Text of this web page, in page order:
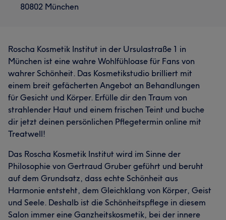
80802 München
Roscha Kosmetik Institut in der Ursulastraße 1 in
München ist eine wahre Wohlfühloase für Fans von
wahrer Schönheit. Das Kosmetikstudio brilliert mit
einem breit gefächerten Angebot an Behandlungen
für Gesicht und Körper. Erfülle dir den Traum von
strahlender Haut und einem frischen Teint und buche
dir jetzt deinen persönlichen Pflegetermin online mit
Treatwell!
Das Roscha Kosmetik Institut wird im Sinne der
Philosophie von Gertraud Gruber geführt und beruht
auf dem Grundsatz, dass echte Schönheit aus
Harmonie entsteht, dem Gleichklang von Körper, Geist
und Seele. Deshalb ist die Schönheitspflege in diesem
Salon immer eine Ganzheitskosmetik, bei der innere